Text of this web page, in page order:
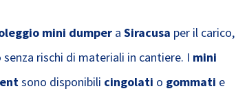
mini dumpera Siracusa per il carico,
rischi di materiali in cantiere. I mini
sono disponibili cingolati o gommati e